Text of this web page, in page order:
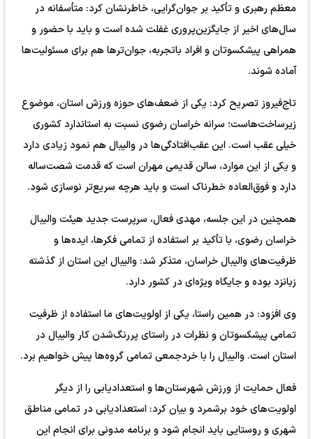
معظم رهبری و تأکید بر جوان‌گرایی، خاطرنشان کرد: متأسفانه در
سال‌های اخیر از جایگزین‌پروری غفلت شده است و باید با حضور و
همراهی پیشکسوتان و افراد باتجربه، جوان‌تر‌ها هم برای مسئولیت‌ها
آماده شوند.
تاج‌فیروز تصریح کرد: یکی از ضعف‌های حوزه ورزش استان، موضوع
زیرساخت‌هاست؛ سرانه خراسان رضوی نسبت به استاندارد کشوری
خیلی عقب است. این عقب‌افتادگی‌ها در والیبال هم نمود زیادی دارد
و یکی از این موارد، سالن قدیمی مهران است که قدمت شصت‌ساله
دارد و فوق‌العاده خطرناک است و باید هرچه سریع‌تر نوسازی شود.
همچنین در این جلسه، مهدی فعال، سرپرست جدید هیئت والیبال
خراسان رضوی، با تأکید بر استفاده از تمامی فکرها، ایده‌ها و
ظرفیت‌های والیبال خراسان، متذکر شد: والیبال این استان از گذشته
زبانزد بوده و جایگاه ویژه‌ای در کشور دارد.
وی افزود: در همین راستا، یکی از اولویت‌های ما استفاده از ظرفیت
تمامی پیشکسوتان و نظرات در راستای پررنگ‌شدن کار والیبال در
استان است. والیبال را با خردجمعی تمامی گروه‌ها پیش خواهیم برد.
فعال حمایت از ورزش شهرستان‌ها و استعدادیابی را از دیگر
اولویت‌های خود برشمرد و بیان کرد: استعدادیابی در تمامی مناطق
شهری و روستایی باید انجام شود و برنامه مدونی برای انجام این